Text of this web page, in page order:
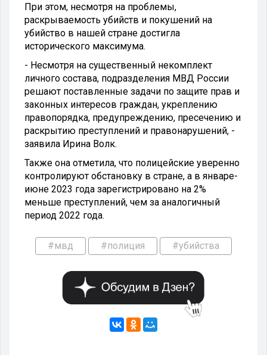
При этом, несмотря на проблемы,
раскрываемость убийств и покушений на
убийство в нашей стране достигла
исторического максимума.
- Несмотря на существенный некомплект
личного состава, подразделения МВД России
решают поставленные задачи по защите прав и
законных интересов граждан, укреплению
правопорядка, предупреждению, пресечению и
раскрытию преступлений и правонарушений, -
заявила Ирина Волк.
Также она отметила, что полицейские уверенно
контролируют обстановку в стране, а в январе-
июне 2023 года зарегистрировано на 2%
меньше преступлений, чем за аналогичный
период 2022 года.
#мвд #полиция #убийства